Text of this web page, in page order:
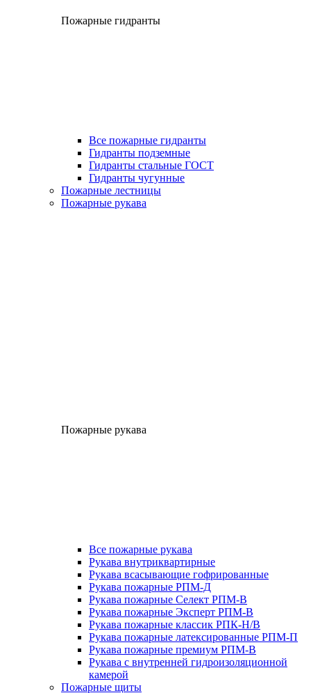
Пожарные гидранты
Все пожарные гидранты
Гидранты подземные
Гидранты стальные ГОСТ
Гидранты чугунные
Пожарные лестницы
Пожарные рукава
Пожарные рукава
Все пожарные рукава
Рукава внутриквартирные
Рукава всасывающие гофрированные
Рукава пожарные РПМ-Д
Рукава пожарные Селект РПМ-В
Рукава пожарные Эксперт РПМ-В
Рукава пожарные классик РПК-Н/В
Рукава пожарные латексированные РПМ-П
Рукава пожарные премиум РПМ-В
Рукава с внутренней гидроизоляционной
камерой
Пожарные щиты